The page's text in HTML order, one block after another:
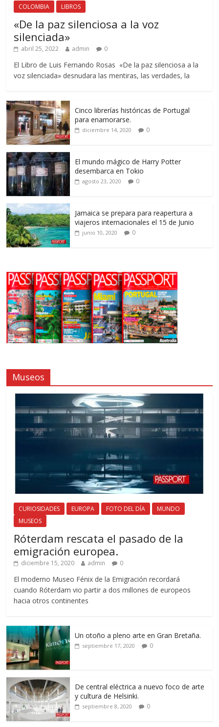
COLOMBIA LIBROS
«De la paz silenciosa a la voz
silenciada»
abril 25, 2022 admin 0
El Libro de Luis Fernando Rosas «De la paz silenciosa a la
voz silenciada» desnudara las mentiras, las verdades, la
Cinco librerías históricas de Portugal
para enamorarse.
diciembre 14, 2020 0
El mundo mágico de Harry Potter
desembarca en Tokio
agosto 23, 2020 0
Jamaica se prepara para reapertura a
viajeros internacionales el 15 de Junio
junio 10, 2020 0
Museos
CURIOSIDADES EUROPA FOTO DEL DÍA
MUNDO
MUSEOS
Róterdam rescata el pasado de la
emigración europea.
diciembre 15, 2020 admin 0
El moderno Museo Fénix de la Emigración recordará
cuando Róterdam vio partir a dos millones de europeos
hacia otros continentes
Un otoño a pleno arte en Gran Bretaña.
septiembre 17, 2020 0
De central eléctrica a nuevo foco de arte
y cultura de Helsinki.
septiembre 8, 2020 0